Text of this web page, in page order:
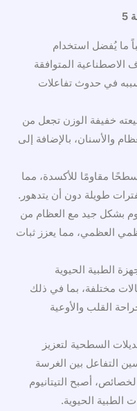
ما يُفضل استخدام
الاصطناعية المتوافقة
في حدوث تفاعلات
خفيفة الوزن تجعل من
والأسنان، بالإضافة إلى
سطحًا مقاومًا للأكسدة، مما
طويلة دون أن يتدهور.
بشكل جيد مع العظام من
العظمي، مما يعزز ثبات
الطبية الحيوية
مختلفة، بما في ذلك
القلب والأوعية
السطحية لتعزيز
التفاعل بين الغرسة
أصبح التيتانيوم
الطبية الحيوية.